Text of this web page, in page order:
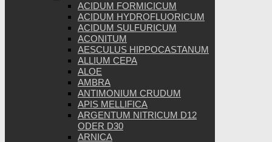
ACIDUM FORMICICUM
ACIDUM HYDROFLUORICUM
ACIDUM SULFURICUM
ACONITUM
AESCULUS HIPPOCASTANUM
ALLIUM CEPA
ALOE
AMBRA
ANTIMONIUM CRUDUM
APIS MELLIFICA
ARGENTUM NITRICUM D12
ODER D30
ARNICA